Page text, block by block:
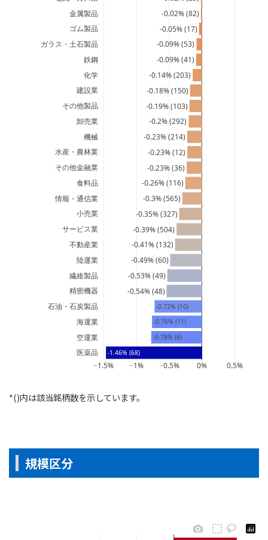
-1.46% (68)
-0.78% (6)
-0.76% (11)
-0.72% (10)
-0.54% (48)
-0.53% (49)
-0.49% (60)
-0.41% (132)
-0.39% (504)
-0.35% (327)
-0.3% (565)
-0.26% (116)
-0.23% (36)
-0.23% (12)
-0.23% (214)
-0.2% (292)
-0.19% (103)
-0.18% (150)
-0.14% (203)
-0.09% (41)
-0.09% (53)
-0.05% (17)
-0.02% (82)
−1.5% −1% −0.5% 0% 0.5%
医薬品
空運業
海運業
石油・石炭製品
精密機器
繊維製品
陸運業
不動産業
サービス業
小売業
情報・通信業
食料品
その他金融業
水産・農林業
機械
卸売業
その他製品
建設業
化学
鉄鋼
ガラス・土石製品
ゴム製品
金属製品
*()内は該当銘柄数を示しています。
規模区分